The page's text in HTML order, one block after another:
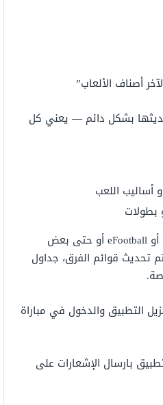
أصناف الألعاب”
بشكل دائم — يعني كل
أساليب اللعب
بطولات
فمثلًا في تطبيقات مثل FIFA أو eFootball أو حتى بعض
تحديث قوائم الفرق، جداول
التطبيق والدخول في مباراة
بارسال الإشعارات على